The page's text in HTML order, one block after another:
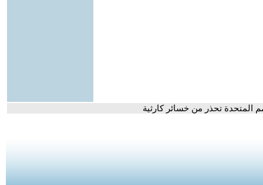
المتحدة تحذر من خسائر كارثية